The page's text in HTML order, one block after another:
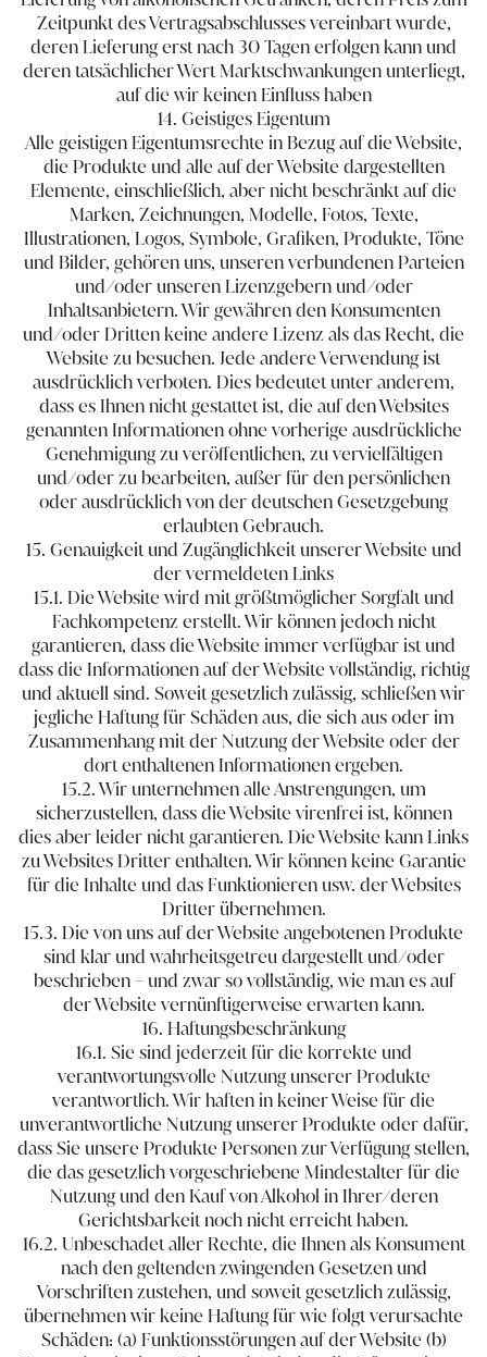
Zeitpunkt des Vertragsabschlusses vereinbart wurde,
deren Lieferung erst nach 30 Tagen erfolgen kann und
deren tatsächlicher Wert Marktschwankungen unterliegt,
auf die wir keinen Einfluss haben
14. Geistiges Eigentum
Alle geistigen Eigentumsrechte in Bezug auf die Website,
die Produkte und alle auf der Website dargestellten
Elemente, einschließlich, aber nicht beschränkt auf die
Marken, Zeichnungen, Modelle, Fotos, Texte,
Illustrationen, Logos, Symbole, Grafiken, Produkte, Töne
und Bilder, gehören uns, unseren verbundenen Parteien
und/oder unseren Lizenzgebern und/oder
Inhaltsanbietern. Wir gewähren den Konsumenten
und/oder Dritten keine andere Lizenz als das Recht, die
Website zu besuchen. Jede andere Verwendung ist
ausdrücklich verboten. Dies bedeutet unter anderem,
dass es Ihnen nicht gestattet ist, die auf den Websites
genannten Informationen ohne vorherige ausdrückliche
Genehmigung zu veröffentlichen, zu vervielfältigen
und/oder zu bearbeiten, außer für den persönlichen
oder ausdrücklich von der deutschen Gesetzgebung
erlaubten Gebrauch.
15. Genauigkeit und Zugänglichkeit unserer Website und
der vermeldeten Links
15.1. Die Website wird mit größtmöglicher Sorgfalt und
Fachkompetenz erstellt. Wir können jedoch nicht
garantieren, dass die Website immer verfügbar ist und
dass die Informationen auf der Website vollständig, richtig
und aktuell sind. Soweit gesetzlich zulässig, schließen wir
jegliche Haftung für Schäden aus, die sich aus oder im
Zusammenhang mit der Nutzung der Website oder der
dort enthaltenen Informationen ergeben.
15.2. Wir unternehmen alle Anstrengungen, um
sicherzustellen, dass die Website virenfrei ist, können
dies aber leider nicht garantieren. Die Website kann Links
zu Websites Dritter enthalten. Wir können keine Garantie
für die Inhalte und das Funktionieren usw. der Websites
Dritter übernehmen.​
15.3. Die von uns auf der Website angebotenen Produkte
sind klar und wahrheitsgetreu dargestellt und/oder
beschrieben​ – ​und zwar so vollständig, wie man es auf
der Website vernünftigerweise erwarten kann.
16. Haftungsbeschränkung
16.1. Sie sind jederzeit für die korrekte und
verantwortungsvolle Nutzung unserer Produkte
verantwortlich. Wir haften in keiner Weise für die
unverantwortliche Nutzung unserer Produkte oder dafür,
dass Sie unsere Produkte Personen zur Verfügung stellen,
die das gesetzlich vorgeschriebene Mindestalter für die
Nutzung und den Kauf von Alkohol in Ihrer/deren
Gerichtsbarkeit noch nicht erreicht haben.
16.2. Unbeschadet aller Rechte, die Ihnen als Konsument
nach den geltenden zwingenden Gesetzen und
Vorschriften zustehen, und soweit gesetzlich zulässig,
übernehmen wir keine Haftung für wie folgt verursachte
Schäden: (a) Funktionsstörungen auf der Website (b)